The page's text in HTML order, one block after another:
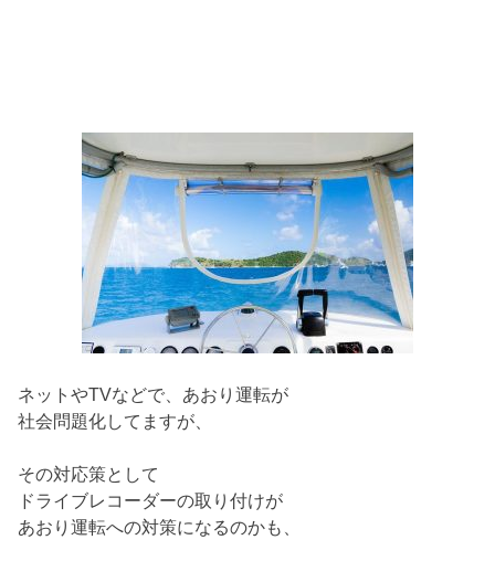
ネットやTVなどで、あおり運転が
社会問題化してますが、
その対応策として
ドライブレコーダーの取り付けが
あおり運転への対策になるのかも、